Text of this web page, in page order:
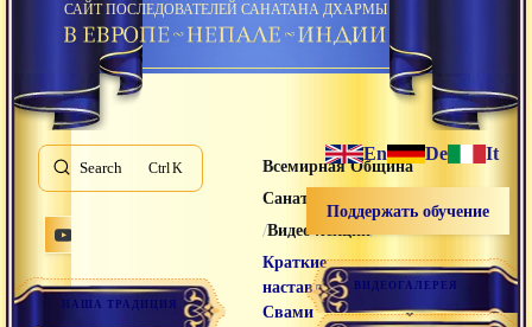
САЙТ ПОСЛЕДОВАТЕЛЕЙ САНАТАНА ДХАРМЫ
Search K
НАША ТРАДИЦИЯ
Всемирная Община
Санатана Дхармы
/Видео лекции/
Краткие
наставления
Свами
En De It
Поддержать обучение
ВИДЕОГАЛЕРЕЯ